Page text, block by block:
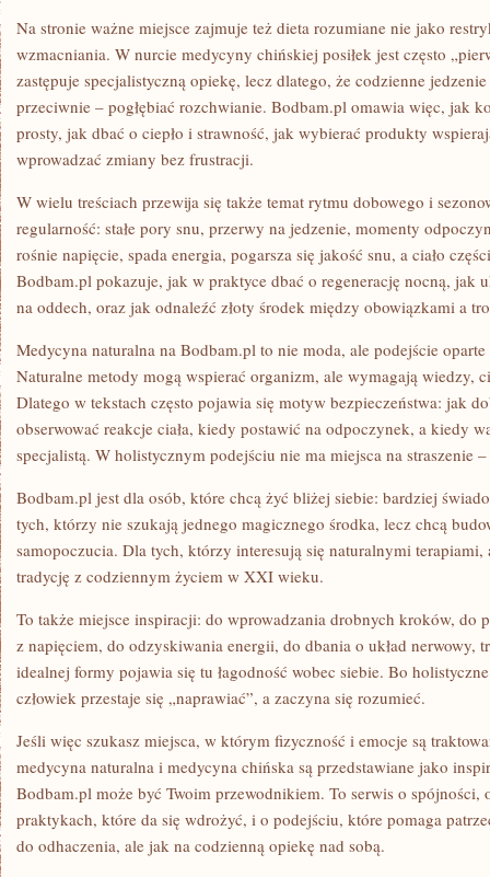
Na stronie ważne miejsce zajmuje też dieta rozumiane nie jako
wzmacniania. W nurcie medycyny chińskiej posiłek jest często
zastępuje specjalistyczną opiekę, lecz dlatego, że codzienne
przeciwnie – pogłębiać rozchwianie. Bodbam.pl omawia więc, jak
prosty, jak dbać o ciepło i strawność, jak wybierać produkty
wprowadzać zmiany bez frustracji.
W wielu treściach przewija się także temat rytmu dobowego i
regularność: stałe pory snu, przerwy na jedzenie, momenty
rośnie napięcie, spada energia, pogarsza się jakość snu, a ciało
Bodbam.pl pokazuje, jak w praktyce dbać o regenerację nocną, jak
na oddech, oraz jak odnaleźć złoty środek między obowiązkami a
Medycyna naturalna na Bodbam.pl to nie moda, ale podejście
Naturalne metody mogą wspierać organizm, ale wymagają wiedzy,
Dlatego w tekstach często pojawia się motyw bezpieczeństwa: jak
obserwować reakcje ciała, kiedy postawić na odpoczynek, a kiedy
specjalistą. W holistycznym podejściu nie ma miejsca na straszenie
Bodbam.pl jest dla osób, które chcą żyć bliżej siebie: bardziej
tych, którzy nie szukają jednego magicznego środka, lecz chcą
samopoczucia. Dla tych, którzy interesują się naturalnymi terapiami,
tradycję z codziennym życiem w XXI wieku.
To także miejsce inspiracji: do wprowadzania drobnych kroków, do
z napięciem, do odzyskiwania energii, do dbania o układ nerwowy,
idealnej formy pojawia się tu łagodność wobec siebie. Bo
człowiek przestaje się „naprawiać”, a zaczyna się rozumieć.
Jeśli więc szukasz miejsca, w którym fizyczność i emocje są
medycyna naturalna i medycyna chińska są przedstawiane jako
Bodbam.pl może być Twoim przewodnikiem. To serwis o spójności,
praktykach, które da się wdrożyć, i o podejściu, które pomaga
do odhaczenia, ale jak na codzienną opiekę nad sobą.